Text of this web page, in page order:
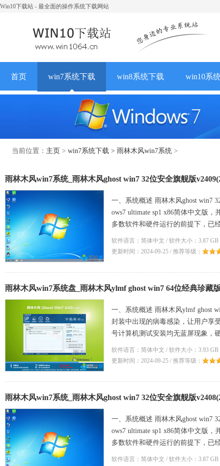
Win10下载站 - 最全面的操作系统下载网站
首页 win7系统下载 win8系统下载 win10系
当前位置： 主页 > win7系统下载 > 雨林木风win7系统 >
雨林木风win7系统_雨林木风ghost win7 32位安全旗舰版
一、系统概述 雨林木风ghost win7
ows7 ultimate sp1 x86简体中文版
多数软件和硬件运行的前提下，已
软件语言：简体中文 / 软件大小：3.87
更新时间：2024-09-25 / 推荐等级：
雨林木风win7系统盘_雨林木风ylmf ghost win7 64位经典珍藏
一、系统概述 雨林木风ylmf ghost
封装中出现的病毒感染，让用户享
号计算机测试安装均无蓝屏现象，
技术
软件语言：简体中文 / 软件大小：3.93
更新时间：2024-09-25 / 推荐等级：
雨林木风win7系统_雨林木风ghost win7 32位安全旗舰版
一、系统概述 雨林木风ghost win7
ows7 ultimate sp1 x86简体中文版
多数软件和硬件运行的前提下，已
软件语言：简体中文 / 软件大小：3.87